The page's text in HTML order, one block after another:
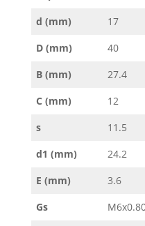
d (mm)
17
D (mm)
40
B (mm)
27.4
C (mm)
12
s
11.5
d1 (mm)
24.2
E (mm)
3.6
Gs